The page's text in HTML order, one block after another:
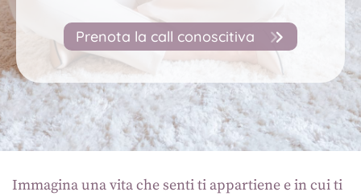
Prenota la call conoscitiva
Immagina una vita che senti ti appartiene e in cui ti